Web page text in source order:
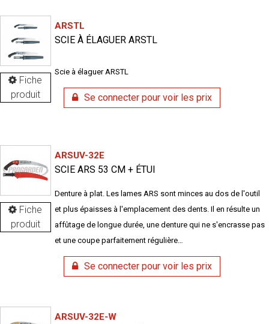
Fiche
produit
ARSTL
SCIE À ÉLAGUER ARSTL
Scie à élaguer ARSTL
Se connecter pour voir les prix
Fiche
produit
ARSUV-32E
SCIE ARS 53 CM + ÉTUI
Denture à plat. Les lames ARS sont minces au dos de l'outil
et plus épaisses à l'emplacement des dents. Il en résulte un
affûtage de longue durée, une denture qui ne s'encrasse pas
et une coupe parfaitement régulière…
Se connecter pour voir les prix
ARSUV-32E-W